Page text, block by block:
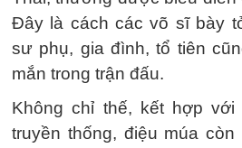
Đây là cách các võ sĩ bày
sư phụ, gia đình, tổ tiên
mắn trong trận đấu.
Không chỉ thế, kết hợp với
truyền thống, điệu múa